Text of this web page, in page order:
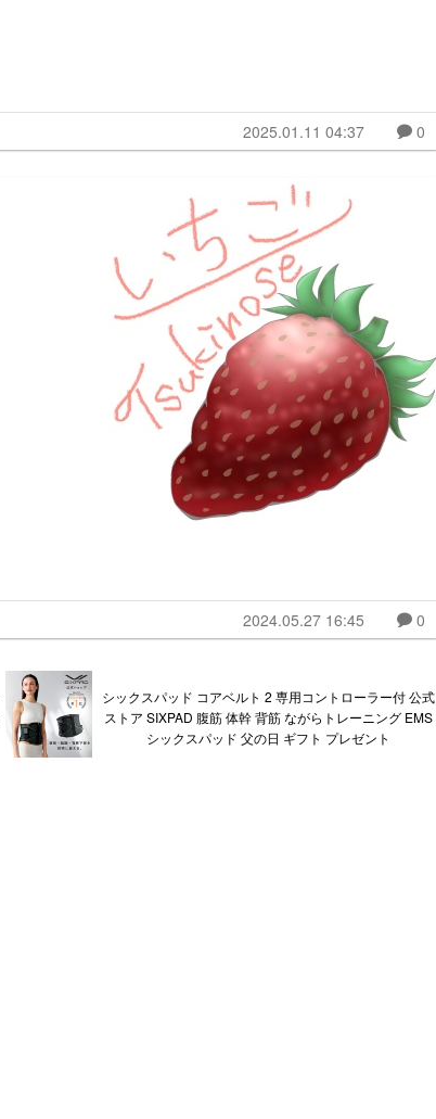
2025.01.11 04:37 0
2024.05.27 16:45 0
シックスパッド コアベルト 2 専用コントローラー付 公式
ストア SIXPAD 腹筋 体幹 背筋 ながらトレーニング EMS
シックスパッド 父の日 ギフト プレゼント